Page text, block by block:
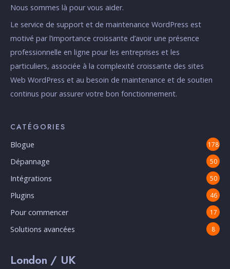
Nous sommes là pour vous aider.
Le service de support et de maintenance WordPress est
motivé par l’importance croissante d’avoir une présence
professionnelle en ligne pour les entreprises et les
particuliers, associée à la complexité croissante des sites
Web WordPress et au besoin de maintenance et de soutien
continus pour assurer votre bon fonctionnement.
CATÉGORIES
Blogue 178
Dépannage 50
Intégrations 50
Plugins 46
Pour commencer 17
Solutions avancées 8
London / UK